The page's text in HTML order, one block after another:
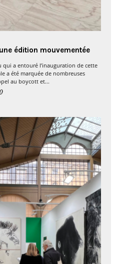
édition mouvementée
a entouré l’inauguration de cette
a été marquée de nombreuses
au boycott et...